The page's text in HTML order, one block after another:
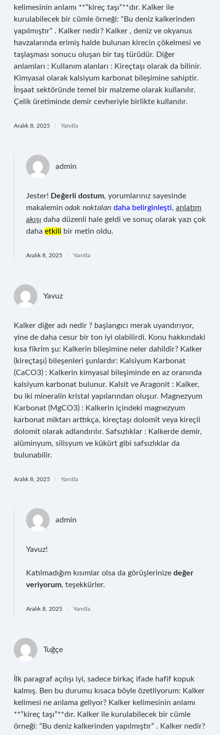
kelimesinin anlamı **”kireç taşı”**dır. Kalker ile
kurulabilecek bir cümle örneği: “Bu deniz kalkerinden
yapılmıştır” . Kalker nedir? Kalker , deniz ve okyanus
havzalarında erimiş halde bulunan kirecin çökelmesi ve
taşlaşması sonucu oluşan bir taş türüdür. Diğer
anlamları : Kullanım alanları : Kireçtaşı olarak da bilinir.
Kimyasal olarak kalsiyum karbonat bileşimine sahiptir.
İnşaat sektöründe temel bir malzeme olarak kullanılır.
Çelik üretiminde demir cevheriyle birlikte kullanılır.
Aralık 8, 2025 Yanıtla
admin
Jester! Değerli dostum, yorumlarınız sayesinde
makalemin odak noktaları daha belirginleşti, anlatım
akışı daha düzenli hale geldi ve sonuç olarak yazı çok
daha etkili bir metin oldu.
Aralık 8, 2025 Yanıtla
Yavuz
Kalker diğer adı nedir ? başlangıcı merak uyandırıyor,
yine de daha cesur bir ton iyi olabilirdi. Konu hakkındaki
kısa fikrim şu: Kalkerin bileşimine neler dahildir? Kalker
(kireçtaşı) bileşenleri şunlardır: Kalsiyum Karbonat
(CaCO3) : Kalkerin kimyasal bileşiminde en az oranında
kalsiyum karbonat bulunur. Kalsit ve Aragonit : Kalker,
bu iki mineralin kristal yapılarından oluşur. Magnezyum
Karbonat (MgCO3) : Kalkerin içindeki magnezyum
karbonat miktarı arttıkça, kireçtaşı dolomit veya kireçli
dolomit olarak adlandırılır. Safsızlıklar : Kalkerde demir,
alüminyum, silisyum ve kükürt gibi safsızlıklar da
bulunabilir.
Aralık 8, 2025 Yanıtla
admin
Yavuz!
Katılmadığım kısımlar olsa da görüşlerinize değer
veriyorum, teşekkürler.
Aralık 8, 2025 Yanıtla
Tuğçe
İlk paragraf açılışı iyi, sadece birkaç ifade hafif kopuk
kalmış. Ben bu durumu kısaca böyle özetliyorum: Kalker
kelimesi ne anlama geliyor? Kalker kelimesinin anlamı
**”kireç taşı”**dır. Kalker ile kurulabilecek bir cümle
örneği: “Bu deniz kalkerinden yapılmıştır” . Kalker nedir?